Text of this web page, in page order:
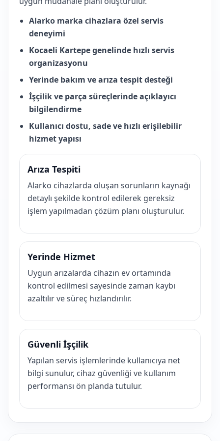
Alarko marka cihazlara özel servis
deneyimi
Kocaeli Kartepe genelinde hızlı servis
organizasyonu
Yerinde bakım ve arıza tespit desteği
İşçilik ve parça süreçlerinde açıklayıcı
bilgilendirme
Kullanıcı dostu, sade ve hızlı erişilebilir
hizmet yapısı
Arıza Tespiti
Alarko cihazlarda oluşan sorunların kaynağı
detaylı şekilde kontrol edilerek gereksiz
işlem yapılmadan çözüm planı oluşturulur.
Yerinde Hizmet
Uygun arızalarda cihazın ev ortamında
kontrol edilmesi sayesinde zaman kaybı
azaltılır ve süreç hızlandırılır.
Güvenli İşçilik
Yapılan servis işlemlerinde kullanıcıya net
bilgi sunulur, cihaz güvenliği ve kullanım
performansı ön planda tutulur.